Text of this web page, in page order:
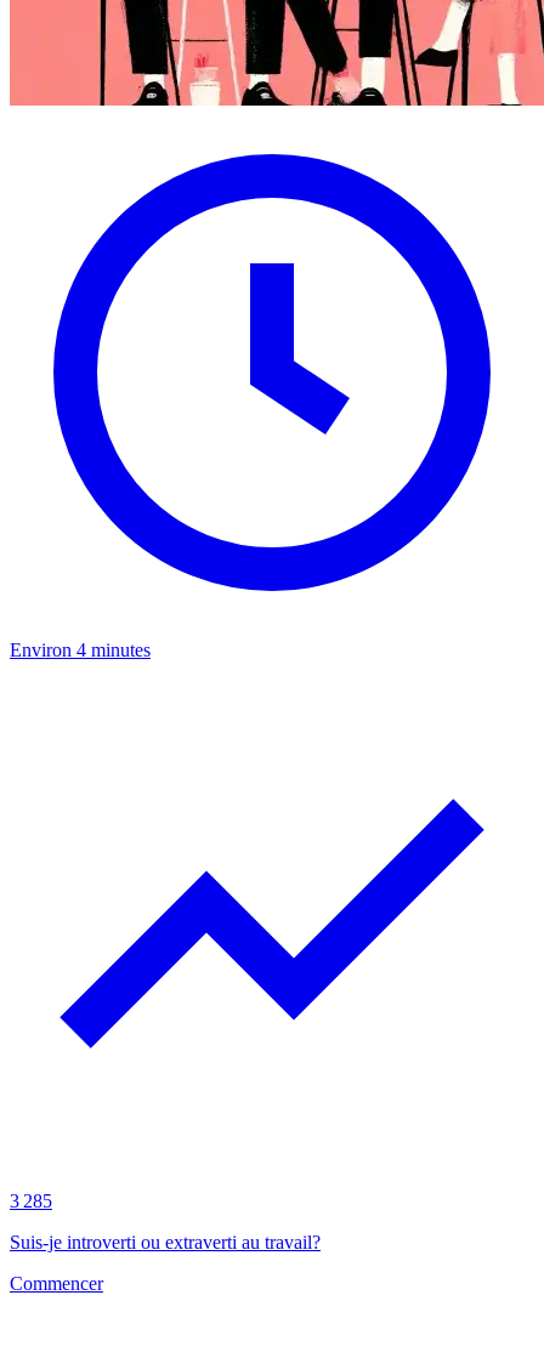
Environ 4 minutes
3 285
Suis-je introverti ou extraverti au travail?
Commencer